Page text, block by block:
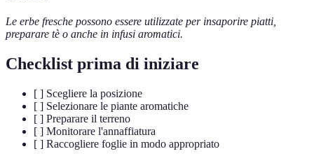
Le erbe fresche possono essere utilizzate per insaporire piatti,
preparare tè o anche in infusi aromatici.
Checklist prima di iniziare
[ ] Scegliere la posizione
[ ] Selezionare le piante aromatiche
[ ] Preparare il terreno
[ ] Monitorare l'annaffiatura
[ ] Raccogliere foglie in modo appropriato